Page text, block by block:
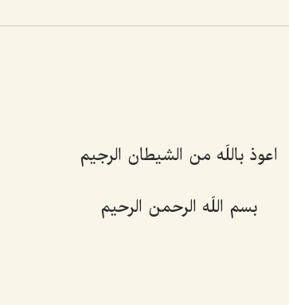
اعوذ باللَه من الشیطان الرجیم‌
بسم اللَه الرحمن الرحیم‌